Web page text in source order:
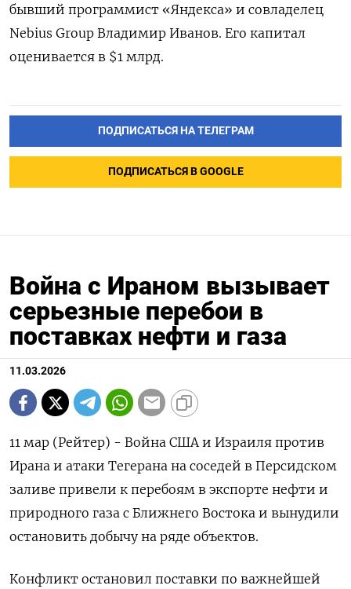
бывший программист «Яндекса» и совладелец
Nebius Group Владимир Иванов. Его капитал
оценивается в $1 млрд.
ПОДПИСАТЬСЯ НА ТЕЛЕГРАМ
ПОДПИСАТЬСЯ В GOOGLE
Война с Ираном вызывает
серьезные перебои в
поставках нефти и газа
11.03.2026
11 мар (Рейтер) - Война США и Израиля против
Ирана и атаки Тегерана на соседей в Персидском
заливе привели к перебоям в экспорте нефти и
природного газа с Ближнего Востока и вынудили
остановить добычу на ряде объектов.
Конфликт остановил поставки по важнейшей